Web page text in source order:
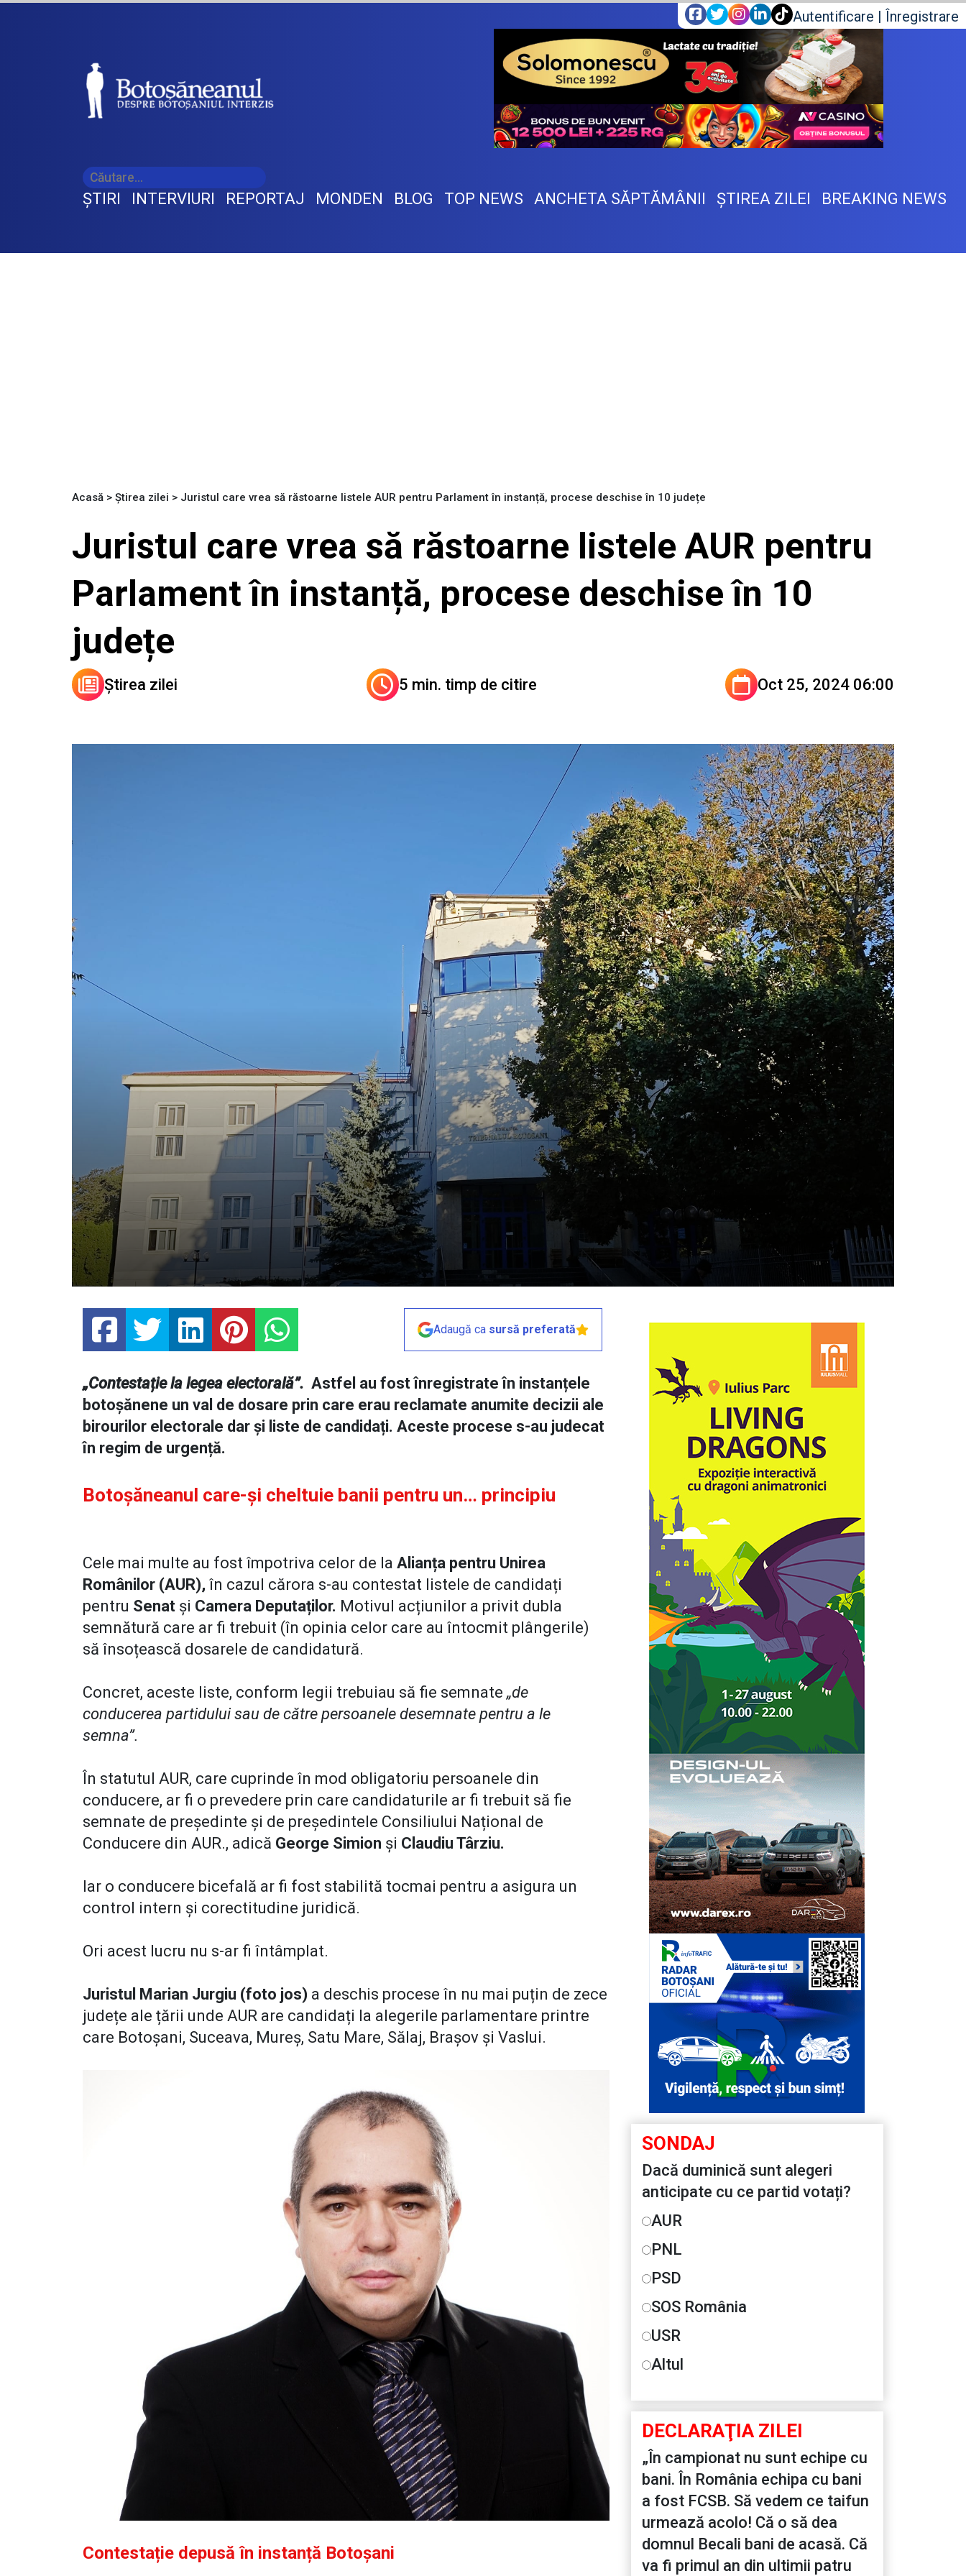
Autentificare | Înregistrare
ŞTIRI INTERVIURI REPORTAJ MONDEN BLOG TOP NEWS ANCHETA SĂPTĂMÂNII ŞTIREA ZILEI BREAKING NEWS
Acasă > Știrea zilei > Juristul care vrea să răstoarne listele AUR pentru Parlament în instanță, procese deschise în 10 județe
Juristul care vrea să răstoarne listele AUR pentru
Parlament în instanță, procese deschise în 10
județe
Știrea zilei 5 min. timp de citire Oct 25, 2024 06:00
Adaugă ca sursă preferată
„Contestație la legea electorală”. Astfel au fost înregistrate în instanțele
botoșănene un val de dosare prin care erau reclamate anumite decizii ale
birourilor electorale dar și liste de candidați. Aceste procese s-au judecat
în regim de urgență.
Botoșăneanul care-și cheltuie banii pentru un… principiu
Cele mai multe au fost împotriva celor de la Alianța pentru Unirea
Românilor (AUR), în cazul cărora s-au contestat listele de candidați
pentru Senat și Camera Deputaților. Motivul acțiunilor a privit dubla
semnătură care ar fi trebuit (în opinia celor care au întocmit plângerile)
să însoțească dosarele de candidatură.
Concret, aceste liste, conform legii trebuiau să fie semnate „de
conducerea partidului sau de către persoanele desemnate pentru a le
semna”.
În statutul AUR, care cuprinde în mod obligatoriu persoanele din
conducere, ar fi o prevedere prin care candidaturile ar fi trebuit să fie
semnate de președinte și de președintele Consiliului Național de
Conducere din AUR., adică George Simion și Claudiu Târziu.
Iar o conducere bicefală ar fi fost stabilită tocmai pentru a asigura un
control intern și corectitudine juridică.
Ori acest lucru nu s-ar fi întâmplat.
Juristul Marian Jurgiu (foto jos) a deschis procese în nu mai puțin de zece
județe ale țării unde AUR are candidați la alegerile parlamentare printre
care Botoșani, Suceava, Mureș, Satu Mare, Sălaj, Brașov și Vaslui.
Contestație depusă în instanță Botoșani
SONDAJ
Dacă duminică sunt alegeri
anticipate cu ce partid votați?
AUR
PNL
PSD
SOS România
USR
Altul
DECLARAŢIA ZILEI
„În campionat nu sunt echipe cu
bani. În România echipa cu bani
a fost FCSB. Să vedem ce taifun
urmează acolo! Că o să dea
domnul Becali bani de acasă. Că
va fi primul an din ultimii patru